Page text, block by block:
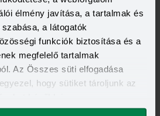
élmény javítása, a tartalmak és
a látogatók
funkciók biztosítása és a
megfelelő tartalmak
Az Összes süti elfogadása
hogy sütiket tároljunk az